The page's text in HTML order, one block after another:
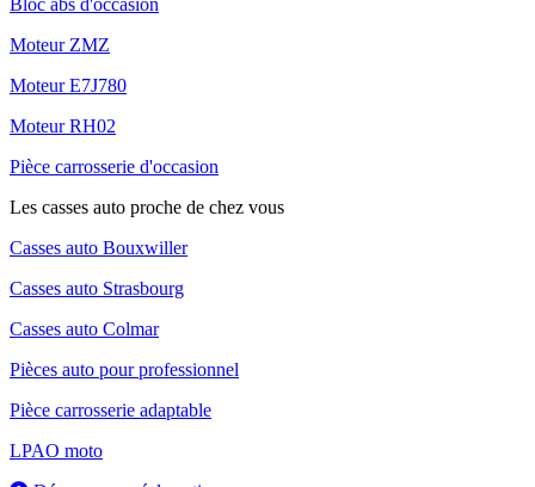
Bloc abs d'occasion
Moteur ZMZ
Moteur E7J780
Moteur RH02
Pièce carrosserie d'occasion
Les casses auto proche de chez vous
Casses auto Bouxwiller
Casses auto Strasbourg
Casses auto Colmar
Pièces auto pour professionnel
Pièce carrosserie adaptable
LPAO moto